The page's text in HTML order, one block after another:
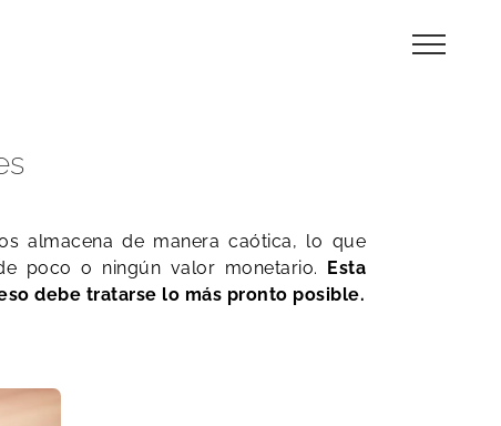
almacena de manera caótica, lo que
poco o ningún valor monetario. Esta
debe tratarse lo más pronto posible.